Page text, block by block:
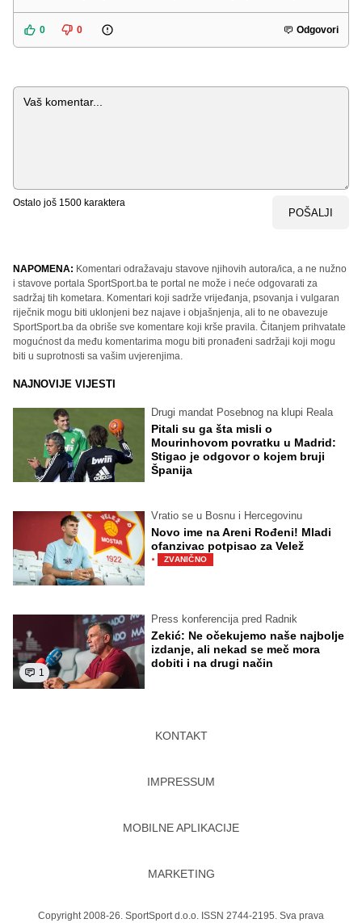
0 0 Odgovori
Komentar
Ostalo još 1500 karaktera
POŠALJI
NAPOMENA: Komentari odražavaju stavove njihovih autora/ica, a ne nužno
i stavove portala SportSport.ba te portal ne može i neće odgovarati za
sadržaj tih kometara. Komentari koji sadrže vrijeđanja, psovanja i vulgaran
riječnik mogu biti uklonjeni bez najave i objašnjenja, ali to ne obavezuje
SportSport.ba da obriše sve komentare koji krše pravila. Čitanjem prihvatate
mogućnost da među komentarima mogu biti pronađeni sadržaji koji mogu
biti u suprotnosti sa vašim uvjerenjima.
NAJNOVIJE VIJESTI
Drugi mandat Posebnog na klupi Reala
Pitali su ga šta misli o
Mourinhovom povratku u Madrid:
Stigao je odgovor o kojem bruji
Španija
Vratio se u Bosnu i Hercegovinu
Novo ime na Areni Rođeni! Mladi
ofanzivac potpisao za Velež
· ZVANIČNO
1
Press konferencija pred Radnik
Zekić: Ne očekujemo naše najbolje
izdanje, ali nekad se meč mora
dobiti i na drugi način
KONTAKT
IMPRESSUM
MOBILNE APLIKACIJE
MARKETING
Copyright 2008-26. SportSport d.o.o. ISSN 2744-2195. Sva prava